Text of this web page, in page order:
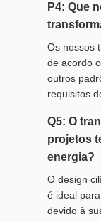
P4: Que
Os nossos
de acordo
outros
requisitos
Q5: O
projetos
energia?
O design
é ideal
devido à